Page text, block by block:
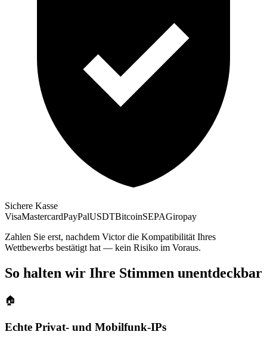
Sichere Kasse
VisaMastercardPayPalUSDTBitcoinSEPAGiropay
Zahlen Sie erst, nachdem Victor die Kompatibilität Ihres
Wettbewerbs bestätigt hat — kein Risiko im Voraus.
So halten wir Ihre Stimmen unentdeckbar
🏠
Echte Privat- und Mobilfunk-IPs